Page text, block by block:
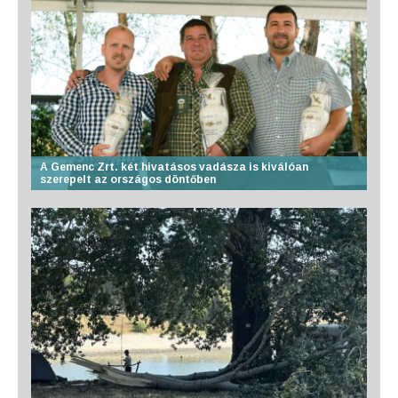
A Gemenc Zrt. két hivatásos vadásza is kiválóan
szerepelt az országos döntőben